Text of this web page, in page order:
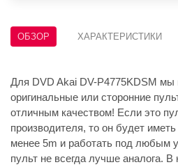
ОБЗОР ХАРАКТЕРИСТИКИ
Для DVD Akai DV-P4775KDSM мы
оригинальные или сторонние
отличным качеством! Если это
производителя, то он будет
менее 5m и работать под любым
пульт не всегда лучше аналога.